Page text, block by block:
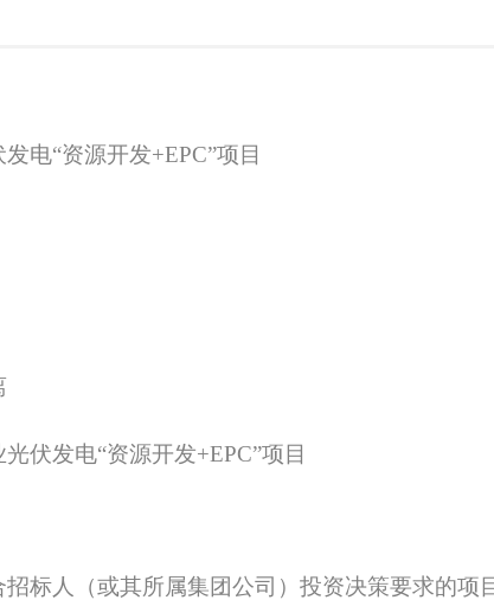
发电“资源开发+EPC”项目
光伏发电“资源开发+EPC”项目
招标人（或其所属集团公司）投资决策要求的项